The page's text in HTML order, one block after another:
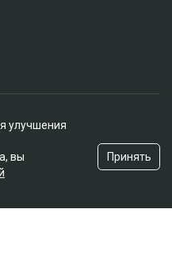
улучшения
вы
Принять